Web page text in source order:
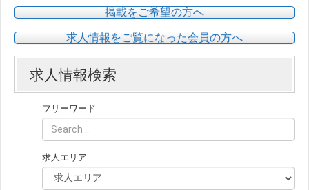
掲載をご希望の方へ
求人情報をご覧になった会員の方へ
求人情報検索
フリーワード
求人エリア